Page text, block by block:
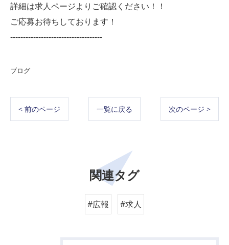
詳細は求人ページよりご確認ください！！
ご応募お待ちしております！
------------------------------------
ブログ
< 前のページ 一覧に戻る 次のページ >
関連タグ
#広報 #求人